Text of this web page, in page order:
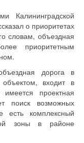
Калининградской
о приоритетах
словам, объездная
приоритетным
дорога в
входит в
проектная
поиск возможных
есть комплексный
зоны в районе